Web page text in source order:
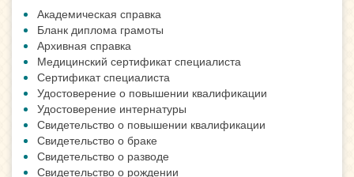
Академическая справка
Бланк диплома грамоты
Архивная справка
Медицинский сертификат специалиста
Сертификат специалиста
Удостоверение о повышении квалификации
Удостоверение интернатуры
Свидетельство о повышении квалификации
Свидетельство о браке
Свидетельство о разводе
Свидетельство о рождении